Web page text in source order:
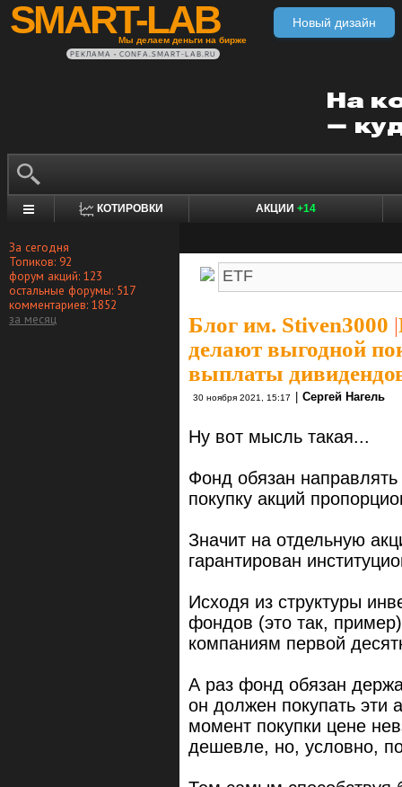
SMART-LAB
Мы делаем деньги на бирже
Новый дизайн
РЕКЛАМА • CONFA.SMART-LAB.RU
КОТИРОВКИ АКЦИИ +14
За сегодня
Топиков: 92
форум акций: 123
остальные форумы: 517
комментариев: 1852
за месяц
Блог им. Stiven3000 |
делают выгодной
выплаты
30 ноября 2021, 15:17 Сергей Нагель
Ну вот мысль такая...
Фонд обязан
покупку акций
Значит на отдельную
гарантирован
Исходя из структуры
фондов (это так,
компаниям первой
А раз фонд обязан
он должен покупать
момент покупки цене
дешевле, но, условно,